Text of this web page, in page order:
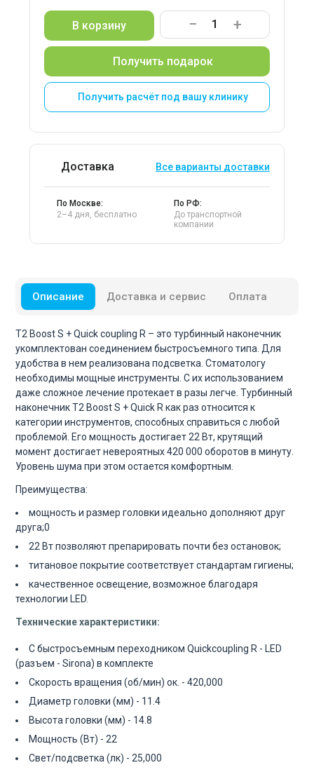
В корзину − +
Получить подарок
Получить расчёт под вашу клинику
Доставка Все варианты доставки
По Москве:
2–4 дня, бесплатно
По РФ:
До транспортной
компании
Описание Доставка и сервис Оплата
T2 Boost S + Quick coupling R – это турбинный наконечник
укомплектован соединением быстросъемного типа. Для
удобства в нем реализована подсветка. Стоматологу
необходимы мощные инструменты. С их использованием
даже сложное лечение протекает в разы легче. Турбинный
наконечник T2 Boost S + Quick R как раз относится к
категории инструментов, способных справиться с любой
проблемой. Его мощность достигает 22 Вт, крутящий
момент достигает невероятных 420 000 оборотов в минуту.
Уровень шума при этом остается комфортным.
Преимущества:
мощность и размер головки идеально дополняют друг
друга;0
22 Вт позволяют препарировать почти без остановок;
титановое покрытие соответствует стандартам гигиены;
качественное освещение, возможное благодаря
технологии LED.
Технические характеристики:
C быстросъемным переходником Quickcoupling R - LED
(разъем - Sirona) в комплекте
Скорость вращения (об/мин) ок. - 420,000
Диаметр головки (мм) - 11.4
Высота головки (мм) - 14.8
Мощность (Вт) - 22
Свет/подсветка (лк) - 25,000